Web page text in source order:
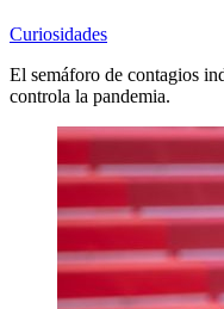
Curiosidades
El semáforo de contagios
controla la pandemia.